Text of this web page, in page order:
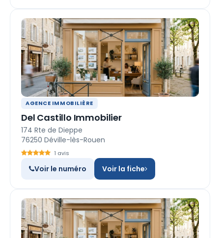
AGENCE IMMOBILIÈRE
Del Castillo Immobilier
174 Rte de Dieppe
76250 Déville-lès-Rouen
1 avis
Voir le numéro Voir la fiche